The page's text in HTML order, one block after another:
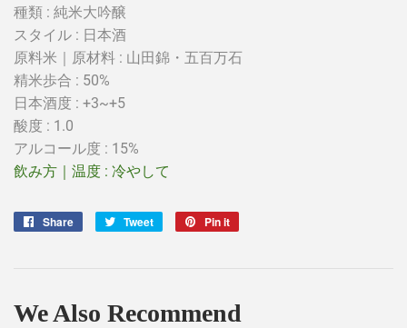
種類 : 純米大吟醸
スタイル : 日本酒
原料米｜原材料 : 山田錦・ 五百万石
精米歩合 : 50%
日本酒度 : +3~+5
酸度 : 1.0
アルコール度 : 15%
飲み方｜温度 : 冷やして
Share
Share
Tweet
Tweet
Pin it
We Also Recommend